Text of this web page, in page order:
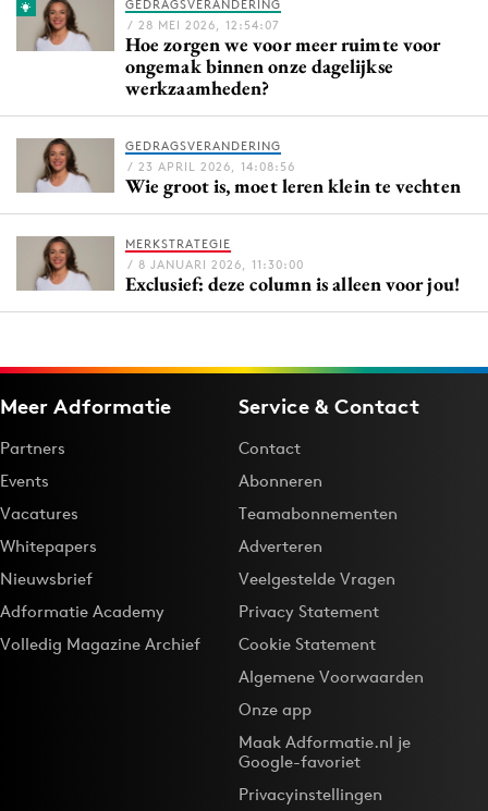
12 nov: MarketingLive!
Vacatures
Academy
Topics
Artificial Intelligence
Campagnes
Carriere
Contentmarketing
Craft
Customer Experience
Data & Insights
Design
Digital transformation
Diversiteit
GEDRAGSVERANDERING
/ 28 MEI 2026, 12:54:07
Hoe zorgen we voor meer ruimte voor
ongemak binnen onze dagelijkse
werkzaamheden?
GEDRAGSVERANDERING
/ 23 APRIL 2026, 14:08:56
Wie groot is, moet leren klein te vechten
MERKSTRATEGIE
/ 8 JANUARI 2026, 11:30:00
Exclusief: deze column is alleen voor jou!
Meer Adformatie
Partners
Events
Vacatures
Whitepapers
Nieuwsbrief
Adformatie Academy
Volledig Magazine Archief
Service & Contact
Contact
Abonneren
Teamabonnementen
Adverteren
Veelgestelde Vragen
Privacy Statement
Cookie Statement
Algemene Voorwaarden
Onze app
Maak Adformatie.nl je
Google-favoriet
Privacyinstellingen